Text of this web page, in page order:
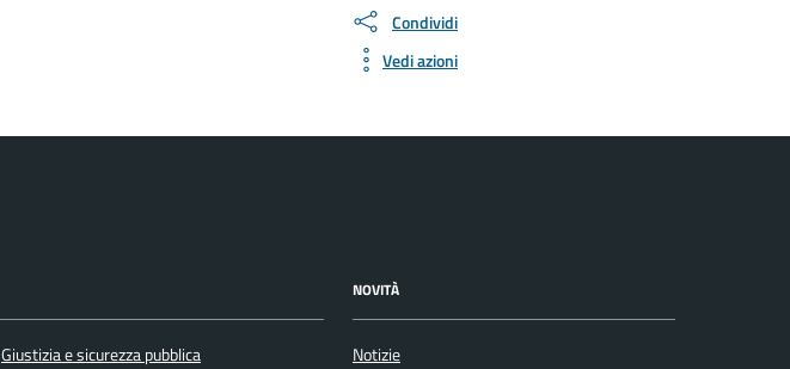
Condividi
Vedi azioni
Giustizia e sicurezza pubblica
NOVITÀ
Notizie